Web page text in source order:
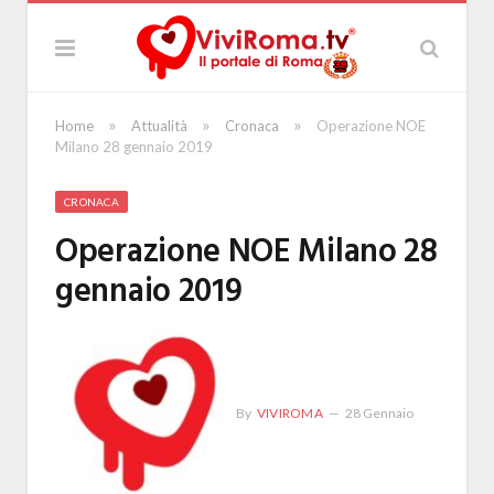
Home » Attualità » Cronaca »
Operazione NOE
Milano 28 gennaio 2019
CRONACA
Operazione NOE Milano 28
gennaio 2019
By VIVIROMA 28 Gennaio